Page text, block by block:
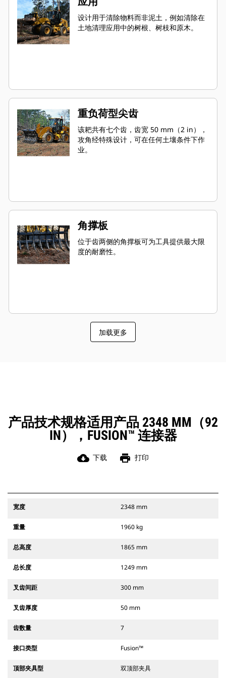
设计用于清除物料而非泥土，例如清除在
土地清理应用中的树根、树枝和原木。
重负荷型尖齿
该耙共有七个齿，齿宽 50 mm（2 in），
攻角经特殊设计，可在任何土壤条件下作
业。
角撑板
位于齿两侧的角撑板可为工具提供最大限
度的耐磨性。
加载更多
产品技术规格适用产品 2348 MM（92
IN），FUSION™ 连接器
cloud_download 下载 print 打印
宽度 2348 mm
重量 1960 kg
总高度 1865 mm
总长度 1249 mm
叉齿间距 300 mm
叉齿厚度 50 mm
齿数量 7
接口类型 Fusion™
顶部夹具型 双顶部夹具